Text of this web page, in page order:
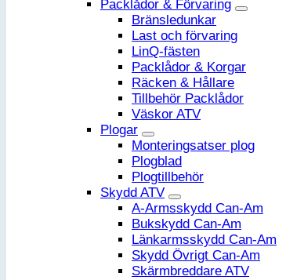
Packlådor & Förvaring
Bränsledunkar
Last och förvaring
LinQ-fästen
Packlådor & Korgar
Räcken & Hållare
Tillbehör Packlådor
Väskor ATV
Plogar
Monteringsatser plog
Plogblad
Plogtillbehör
Skydd ATV
A-Armsskydd Can-Am
Bukskydd Can-Am
Länkarmsskydd Can-Am
Skydd Övrigt Can-Am
Skärmbreddare ATV